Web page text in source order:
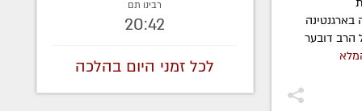
הרב דובער
רבינו תם
20:42
לכל זמני היום בהלכה